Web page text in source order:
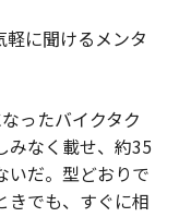
軽に聞けるメンタ
ったバイクタク
みなく載せ、約35
いだ。型どおりで
きでも、すぐに相